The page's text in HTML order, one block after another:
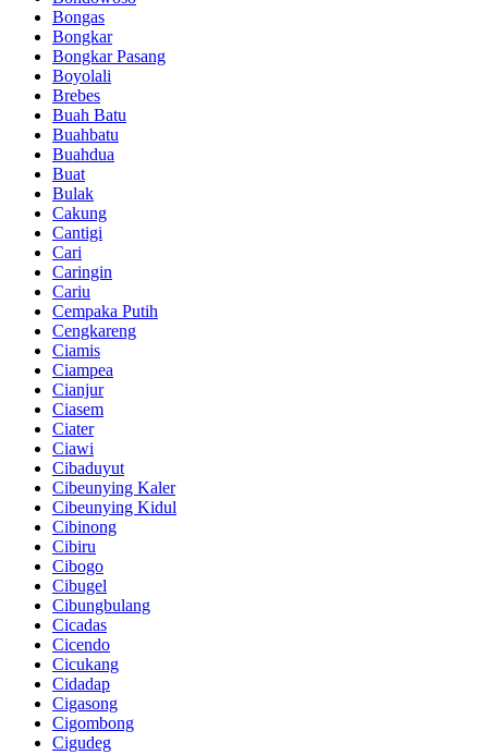
Bongas
Bongkar
Bongkar Pasang
Boyolali
Brebes
Buah Batu
Buahbatu
Buahdua
Buat
Bulak
Cakung
Cantigi
Cari
Caringin
Cariu
Cempaka Putih
Cengkareng
Ciamis
Ciampea
Cianjur
Ciasem
Ciater
Ciawi
Cibaduyut
Cibeunying Kaler
Cibeunying Kidul
Cibinong
Cibiru
Cibogo
Cibugel
Cibungbulang
Cicadas
Cicendo
Cicukang
Cidadap
Cigasong
Cigombong
Cigudeg